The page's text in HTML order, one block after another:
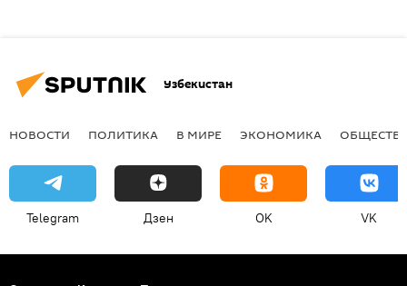
Узбекистан
НОВОСТИ ПОЛИТИКА В МИРЕ ЭКОНОМИКА
Telegram Дзен OK VK